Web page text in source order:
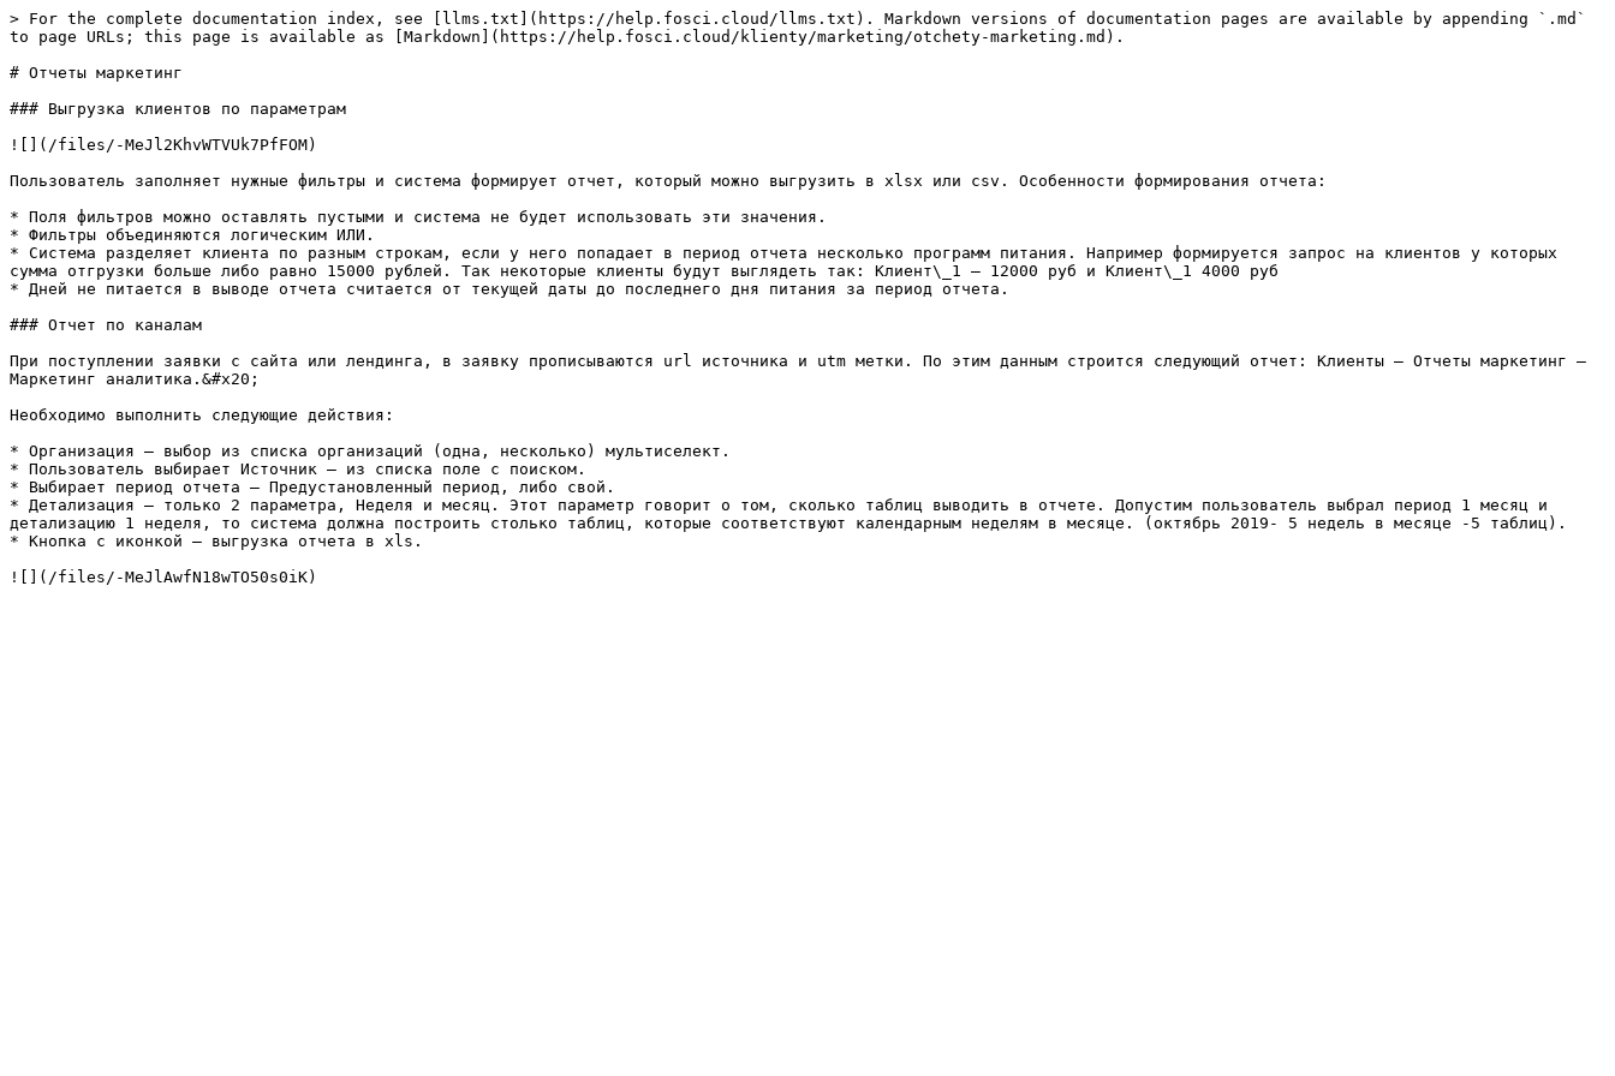
> For the complete documentation index, see [llms.txt](https://help.fosci.cloud/llms.txt). Markdown versions of documentation pages are available by appending `.md`
to page URLs; this page is available as [Markdown](https://help.fosci.cloud/klienty/marketing/otchety-marketing.md).
# Отчеты маркетинг
### Выгрузка клиентов по параметрам
![](/files/-MeJl2KhvWTVUk7PfFOM)
Пользователь заполняет нужные фильтры и система формирует отчет, который можно выгрузить в xlsx или csv. Особенности формирования отчета:
* Поля фильтров можно оставлять пустыми и система не будет использовать эти значения.
* Фильтры объединяются логическим ИЛИ.
* Система разделяет клиента по разным строкам, если у него попадает в период отчета несколько программ питания. Например формируется запрос на клиентов у которых
сумма отгрузки больше либо равно 15000 рублей. Так некоторые клиенты будут выглядеть так: Клиент\_1 — 12000 руб и Клиент\_1 4000 руб
* Дней не питается в выводе отчета считается от текущей даты до последнего дня питания за период отчета.
### Отчет по каналам
При поступлении заявки с сайта или лендинга, в заявку прописываются url источника и utm метки. По этим данным строится следующий отчет: Клиенты — Отчеты маркетинг —
Маркетинг аналитика.&#x20;
Необходимо выполнить следующие действия:
* Организация — выбор из списка организаций (одна, несколько) мультиселект.
* Пользователь выбирает Источник — из списка поле с поиском.
* Выбирает период отчета — Предустановленный период, либо свой.
* Детализация — только 2 параметра, Неделя и месяц. Этот параметр говорит о том, сколько таблиц выводить в отчете. Допустим пользователь выбрал период 1 месяц и
детализацию 1 неделя, то система должна построить столько таблиц, которые соответствуют календарным неделям в месяце. (октябрь 2019- 5 недель в месяце -5 таблиц).
* Кнопка с иконкой — выгрузка отчета в xls.